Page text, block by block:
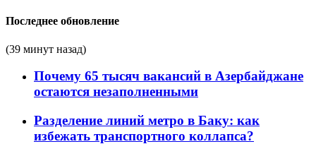
Последнее обновление
(39 минут назад)
Почему 65 тысяч вакансий в Азербайджане
остаются незаполненными
Разделение линий метро в Баку: как
избежать транспортного коллапса?